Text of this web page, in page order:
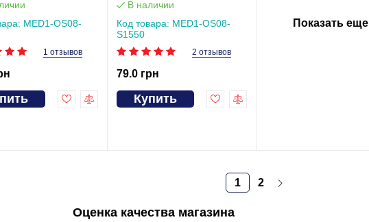
MED1-OS08-
1 отзывов
S1550
В наличии
Код товара: MED1-OS08-
S1550
2 отзывов
79.0 грн
Купить
Показать еще
1 2
Оценка качества магазина